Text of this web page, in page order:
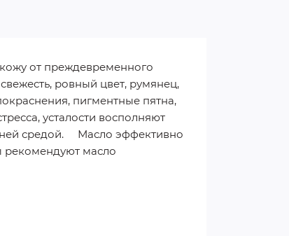
от преждевременного
ровный цвет, румянец,
пигментные пятна,
усталости восполняют
средой. Масло эффективно
рекомендуют масло